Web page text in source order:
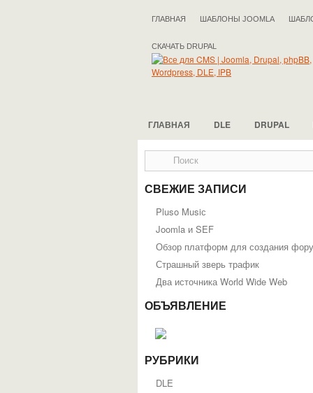
ГЛАВНАЯ ШАБЛОНЫ JOOMLA
СКАЧАТЬ DRUPAL
ГЛАВНАЯ DLE DRUPAL
СВЕЖИЕ ЗАПИСИ
Pluso Musiс
Joomla и SEF
Обзор платформ для создания
Страшный зверь трафик
Два источника World Wide Web
ОБЪЯВЛЕНИЕ
РУБРИКИ
DLE